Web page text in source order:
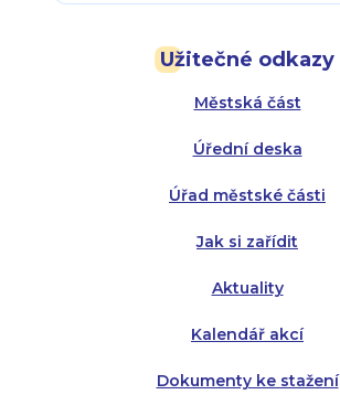
Užitečné odkazy
Městská část
Úřední deska
Úřad městské části
Jak si zařídit
Aktuality
Kalendář akcí
Dokumenty ke stažení
Úterý:
Středa:
Čtvrtek:
Pátek:
Úterý:
Středa:
Čtvrtek: